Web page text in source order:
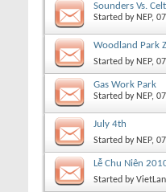
Sounders Vs.
Started by NEP,
Woodland Park
Started by NEP,
Gas Work Park
Started by NEP,
July 4th
Started by NEP,
Lễ Chu Niên
Started by